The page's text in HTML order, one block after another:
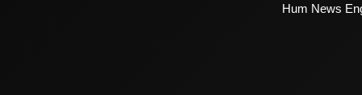
Hum News